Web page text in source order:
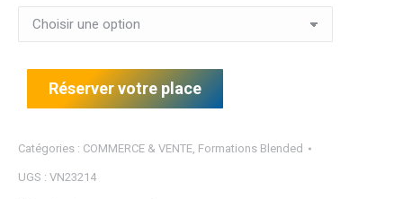
Réserver votre place
Catégories : COMMERCE & VENTE, Formations Blended
UGS : VN23214